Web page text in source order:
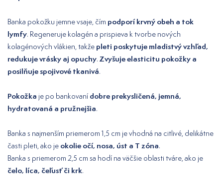
Banka pokožku jemne vsaje, čím podporí krvný obeh a tok
lymfy. Regeneruje kolagén a prispieva k tvorbe nových
kolagénových vlákien, takže pleti poskytuje mladistvý vzhľad,
redukuje vrásky aj opuchy. Zvyšuje elasticitu pokožky a
posilňuje spojivové tkanivá.
Pokožka je po bankovaní dobre prekysličená, jemná,
hydratovaná a pružnejšia.
Banka s najmenším priemerom 1,5 cm je vhodná na citlivé, delikátne
časti pleti, ako je okolie očí, nosa, úst a T zóna.
Banka s priemerom 2,5 cm sa hodí na väčšie oblasti tváre, ako je
čelo, líca, čeľusť či krk.